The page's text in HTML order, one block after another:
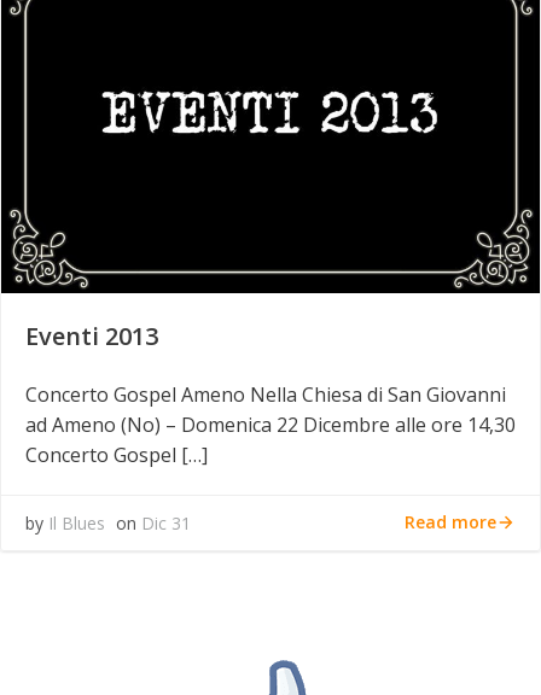
Eventi 2013
Concerto Gospel Ameno Nella Chiesa di San Giovanni
ad Ameno (No) – Domenica 22 Dicembre alle ore 14,30
Concerto Gospel […]
by Il Blues on Dic 31 Read more